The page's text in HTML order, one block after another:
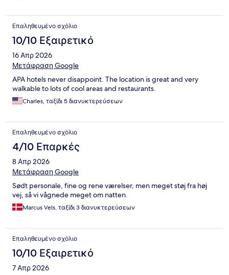
Επαληθευμένο σχόλιο
10/10 Εξαιρετικό
16 Απρ 2026
Μετάφραση Google
APA hotels never disappoint. The location is great and very
walkable to lots of cool areas and restaurants.
Charles, ταξίδι 5 διανυκτερεύσεων
Επαληθευμένο σχόλιο
4/10 Επαρκές
8 Απρ 2026
Μετάφραση Google
Sødt personale, fine og rene værelser, men meget støj fra høj
vej, så vi vågnede meget om natten.
Marcus Vels, ταξίδι 3 διανυκτερεύσεων
Επαληθευμένο σχόλιο
10/10 Εξαιρετικό
7 Απρ 2026